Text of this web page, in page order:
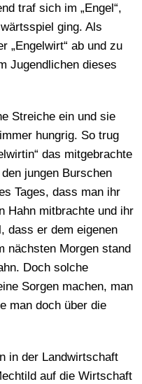
traf sich im „Engel“,
ging. Als
„Engelwirt“ ab und zu
Jugendlichen dieses
Streiche ein und sie
hungrig. So trug
das mitgebrachte
jungen Burschen
Tages, dass man ihr
Hahn mitbrachte und ihr
dass er dem eigenen
nächsten Morgen stand
Doch solche
Sorgen machen, man
man doch über die
in der Landwirtschaft
auf die Wirtschaft